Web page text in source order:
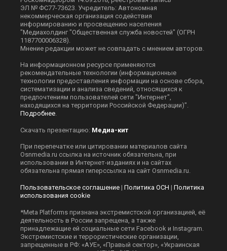
ЭЛ № ФС77-73623. Учредитель: Автономная
некоммерческая организация содействия
информированию и просвещению населения
"Медиахолдинг "Общественная служба новостей" (ОГРН
1187700006328).
Мнение редакции может не совпадать с мнением авторов.
На информационном ресурсе применяются
рекомендательные технологии (информационные
технологии предоставления информации на основе сбора,
систематизации и анализа сведений, относящихся к
предпочтениям пользователей сети "Интернет",
находящихся на территории Российской Федерации)".
Подробнее
Скачать презентацию: Медиа-кит
При перепечатке или цитировании материалов сайта
Оsnmedia.ru ссылка на источник обязательна, при
использовании в Интернет-изданиях и на сайтах
обязательна прямая гиперссылка на сайт Оsnmedia.ru.
Пользовательское соглашение | Политика ОСН | Политика
использования cookie
*Meta Platforms признана экстремистской организацией, её
деятельность в России запрещена, а также
принадлежащие ей социальные сети Facebook и Instagram.
Экстремистские и террористические организации,
запрещенные в РФ: «АУЕ», «Правый сектор», «Украинская